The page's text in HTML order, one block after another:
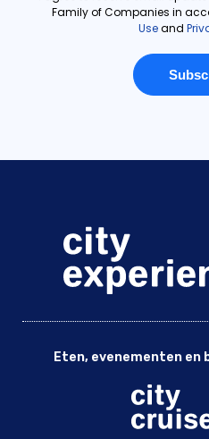
Eten, evenementen en